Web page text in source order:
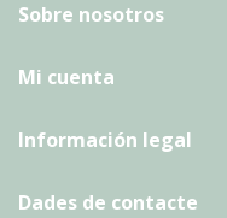
Sobre nosotros
Mi cuenta
Información legal
Dades de contacte